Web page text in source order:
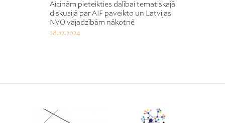
Aicinām pieteikties dalībai tematiskajā
diskusijā par AIF paveikto un Latvijas
NVO vajadzībām nākotnē
28.12.2024